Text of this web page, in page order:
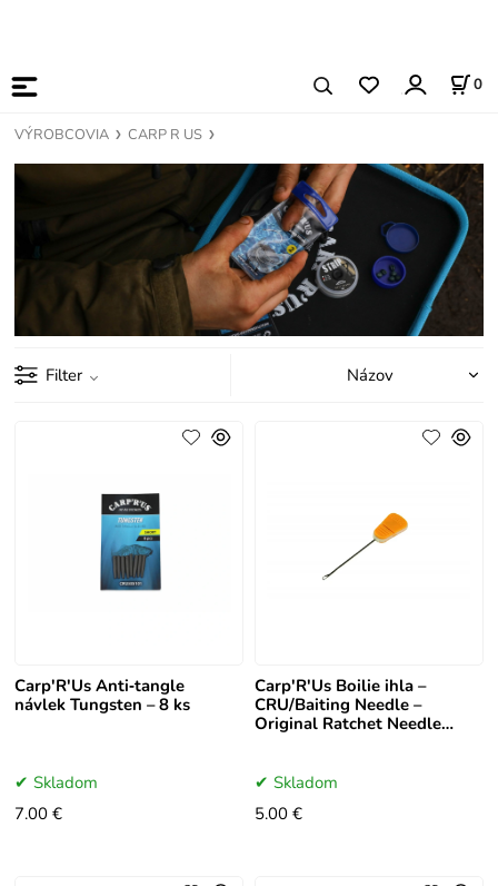
0
VÝROBCOVIA CARP R US
Filter
Carp'R'Us Anti‑tangle
návlek Tungsten – 8 ks
Skladom
7.00 €
Carp'R'Us Boilie ihla –
CRU/Baiting Needle –
Original Ratchet Needle
Skladom
5.00 €